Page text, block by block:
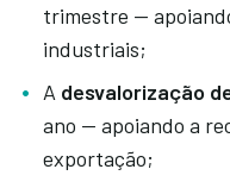
trimestre —
industriais;
A desvalorização
ano — apoiando a
exportação;